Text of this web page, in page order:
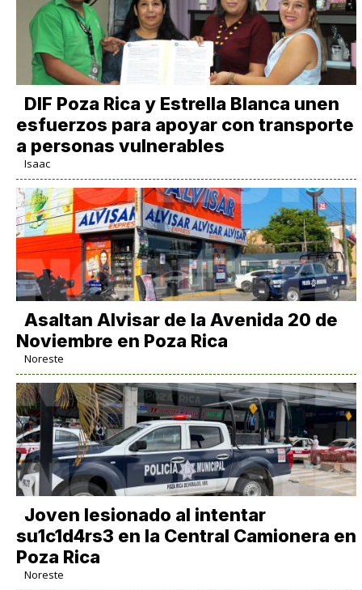
DIF Poza Rica y Estrella Blanca unen
esfuerzos para apoyar con transporte
a personas vulnerables
Isaac
Asaltan Alvisar de la Avenida 20 de
Noviembre en Poza Rica
Noreste
Joven lesionado al intentar
su1c1d4rs3 en la Central Camionera en
Poza Rica
Noreste